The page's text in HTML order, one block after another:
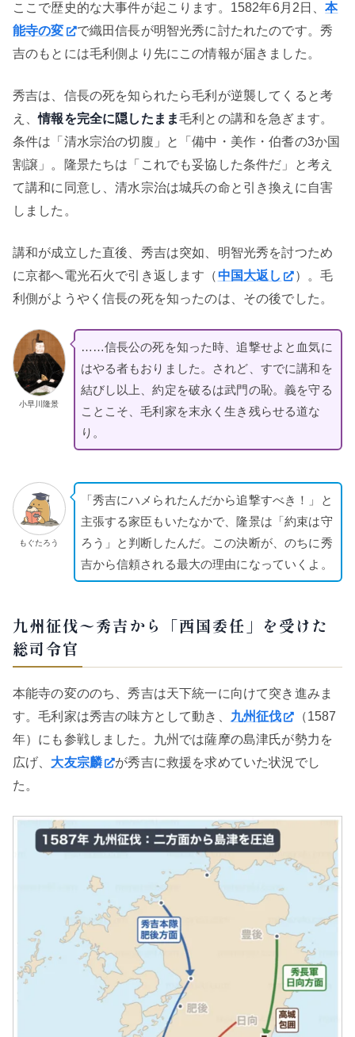
ここで歴史的な大事件が起こります。1582年6月2日、本
能寺の変
で織田信長が明智光秀に討たれたのです。秀
吉のもとには毛利側より先にこの情報が届きました。
秀吉は、信長の死を知られたら毛利が逆襲してくると考
え、情報を完全に隠したまま毛利との講和を急ぎます。
条件は「清水宗治の切腹」と「備中・美作・伯耆の3か国
割譲」。隆景たちは「これでも妥協した条件だ」と考え
て講和に同意し、清水宗治は城兵の命と引き換えに自害
しました。
講和が成立した直後、秀吉は突如、明智光秀を討つため
に京都へ電光石火で引き返します（中国大返し
）。毛
利側がようやく信長の死を知ったのは、その後でした。
小早川隆景
……信長公の死を知った時、追撃せよと血気に
はやる者もおりました。されど、すでに講和を
結びし以上、約定を破るは武門の恥。義を守る
ことこそ、毛利家を末永く生き残らせる道な
り。
もぐたろう
「秀吉にハメられたんだから追撃すべき！」と
主張する家臣もいたなかで、隆景は「約束は守
ろう」と判断したんだ。この決断が、のちに秀
吉から信頼される最大の理由になっていくよ。
九州征伐〜秀吉から「西国委任」を受けた
総司令官
本能寺の変ののち、秀吉は天下統一に向けて突き進みま
す。毛利家は秀吉の味方として動き、 九州征伐
（1587
年）にも参戦しました。九州では薩摩の島津氏が勢力を
広げ、 大友宗麟
が秀吉に救援を求めていた状況でし
た。